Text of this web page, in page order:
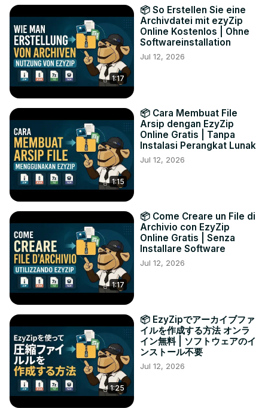
1:17
📦 So Erstellen Sie eine
Archivdatei mit ezyZip
Online Kostenlos | Ohne
Softwareinstallation
Jul 12, 2026
1:15
📦 Cara Membuat File
Arsip dengan EzyZip
Online Gratis | Tanpa
Instalasi Perangkat Lunak
Jul 12, 2026
1:17
📦 Come Creare un File di
Archivio con EzyZip
Online Gratis | Senza
Installare Software
Jul 12, 2026
1:25
📦 EzyZipでアーカイブファ
イルを作成する方法 オンラ
イン無料 | ソフトウェアのイ
ンストール不要
Jul 12, 2026